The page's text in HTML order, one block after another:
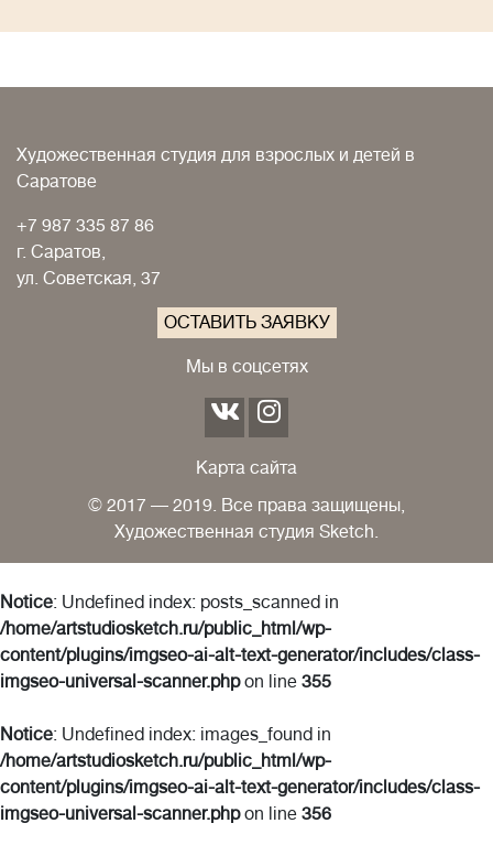
Художественная студия для взрослых и детей в
Саратове
+7 987 335 87 86
г. Саратов,
ул. Советская, 37
ОСТАВИТЬ ЗАЯВКУ
Мы в соцсетях
Карта сайта
© 2017 — 2019. Все права защищены,
Художественная студия Sketch.
Notice: Undefined index: posts_scanned in
/home/artstudiosketch.ru/public_html/wp-
content/plugins/imgseo-ai-alt-text-generator/includes/class-
imgseo-universal-scanner.phpon line 355
Notice: Undefined index: images_found in
/home/artstudiosketch.ru/public_html/wp-
content/plugins/imgseo-ai-alt-text-generator/includes/class-
imgseo-universal-scanner.phpon line 356